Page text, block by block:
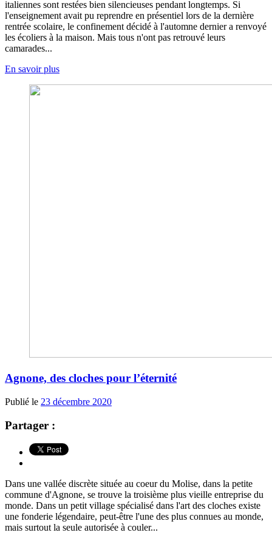
italiennes sont restées bien silencieuses pendant longtemps. Si
l'enseignement avait pu reprendre en présentiel lors de la dernière
rentrée scolaire, le confinement décidé à l'automne dernier a renvoyé
les écoliers à la maison. Mais tous n'ont pas retrouvé leurs
camarades...
En savoir plus
Agnone, des cloches pour l’éternité
Publié le 23 décembre 2020
Partager :
Dans une vallée discrète située au coeur du Molise, dans la petite
commune d'Agnone, se trouve la troisième plus vieille entreprise du
monde. Dans un petit village spécialisé dans l'art des cloches existe
une fonderie légendaire, peut-être l'une des plus connues au monde,
mais surtout la seule autorisée à couler...